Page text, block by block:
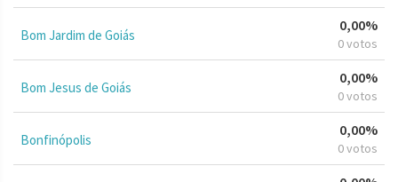
Bom Jardim de Goiás
0,00%
0 votos
Bom Jesus de Goiás
0,00%
0 votos
Bonfinópolis
0,00%
0 votos